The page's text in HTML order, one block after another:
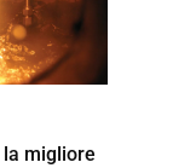
migliore